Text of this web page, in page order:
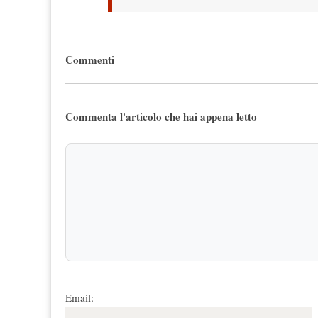
Commenti
Commenta l'articolo che hai appena letto
Email: